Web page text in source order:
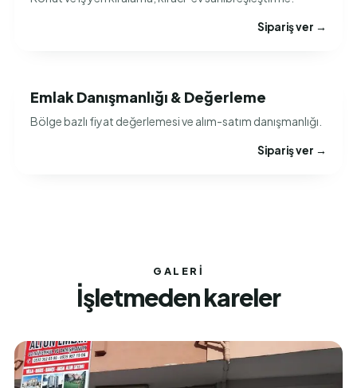
Sipariş ver →
Emlak Danışmanlığı & Değerleme
Bölge bazlı fiyat değerlemesi ve alım-satım danışmanlığı.
Sipariş ver →
GALERI
İşletmeden kareler